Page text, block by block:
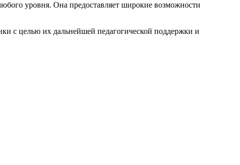
уровня. Она предоставляет широкие возможности
с целью их дальнейшей педагогической поддержки и